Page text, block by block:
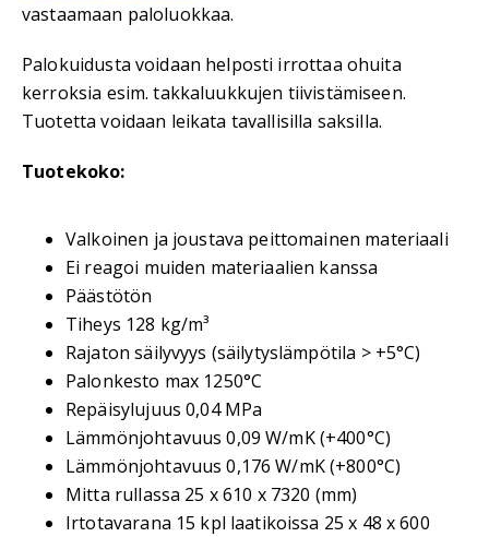
vastaamaan paloluokkaa.
Palokuidusta voidaan helposti irrottaa ohuita
kerroksia esim. takkaluukkujen tiivistämiseen.
Tuotetta voidaan leikata tavallisilla saksilla.
Tuotekoko:
Valkoinen ja joustava peittomainen materiaali
Ei reagoi muiden materiaalien kanssa
Päästötön
Tiheys 128 kg/m³
Rajaton säilyvyys (säilytyslämpötila > +5°C)
Palonkesto max 1250°C
Repäisylujuus 0,04 MPa
Lämmönjohtavuus 0,09 W/mK (+400°C)
Lämmönjohtavuus 0,176 W/mK (+800°C)
Mitta rullassa 25 x 610 x 7320 (mm)
Irtotavarana 15 kpl laatikoissa 25 x 48 x 600